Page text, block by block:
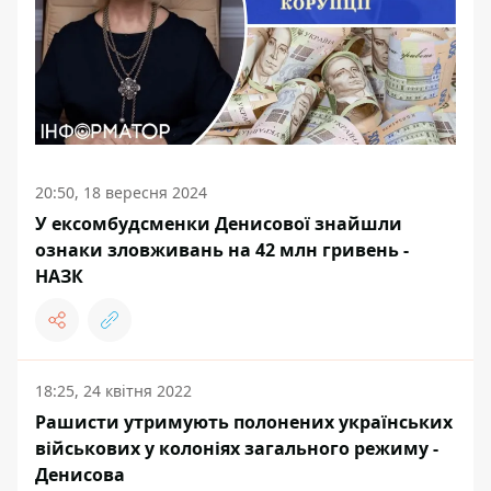
20:50, 18 вересня 2024
У ексомбудсменки Денисової знайшли
ознаки зловживань на 42 млн гривень -
НАЗК
18:25, 24 квітня 2022
Рашисти утримують полонених українських
військових у колоніях загального режиму -
Денисова